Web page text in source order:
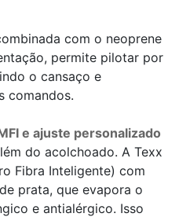
com o neoprene
permite pilotar por
o cansaço e
comandos.
e ajuste personalizado
do acolchoado. A Texx
Fibra Inteligente) com
prata, que evapora o
e antialérgico. Isso